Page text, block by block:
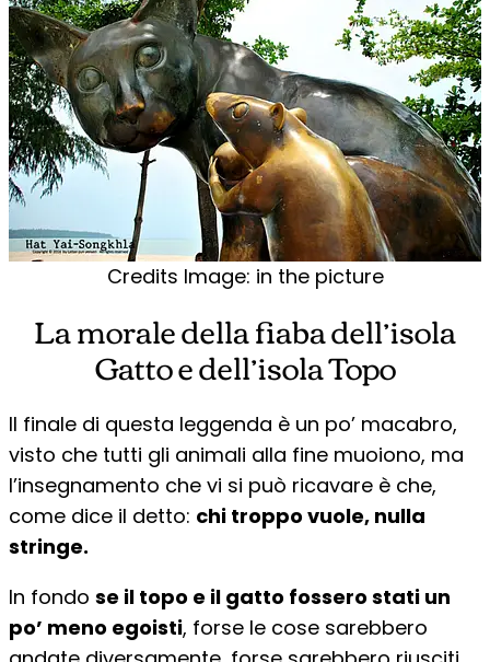
Credits Image: in the picture
La morale della fiaba dell’isola
Gatto e dell’isola Topo
Il finale di questa leggenda è un po’ macabro,
visto che tutti gli animali alla fine muoiono, ma
l’insegnamento che vi si può ricavare è che,
come dice il detto: chi troppo vuole, nulla
stringe.
In fondo se il topo e il gatto fossero stati un
po’ meno egoisti, forse le cose sarebbero